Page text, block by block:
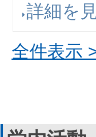
詳細を
全件表示